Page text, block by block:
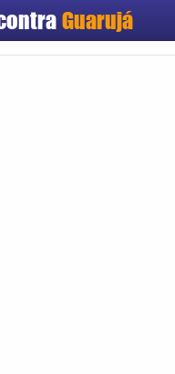
Guarujá
Cadastrar empresa